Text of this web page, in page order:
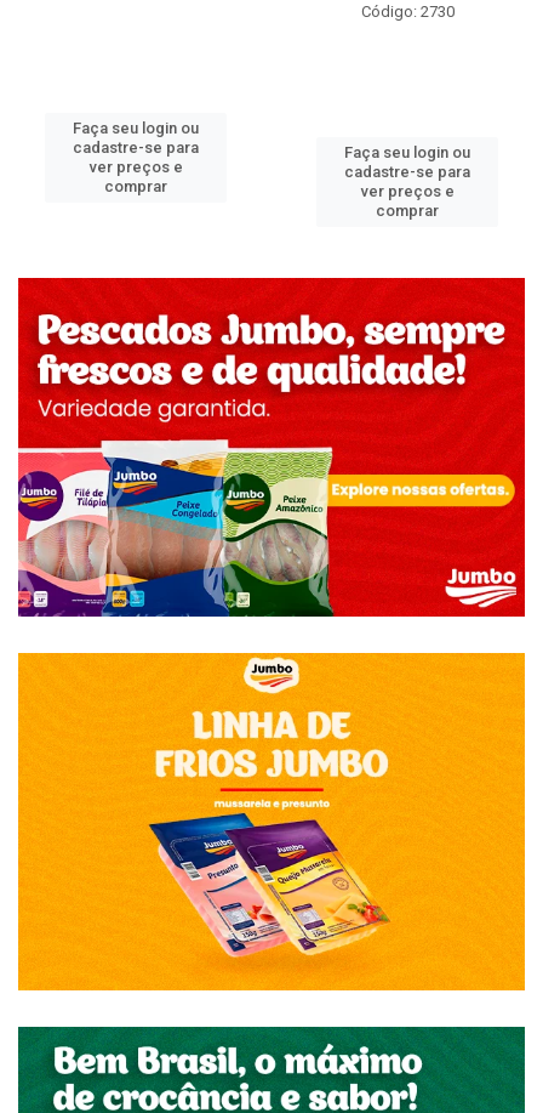
Faça seu login ou
cadastre-se para
ver preços e
comprar
Código: 2730
Faça seu login ou
cadastre-se para
ver preços e
comprar